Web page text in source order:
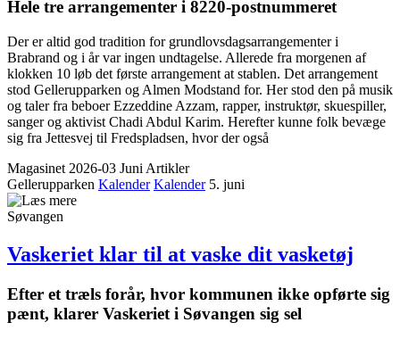
Hele tre arrangementer i 8220-postnummeret
Der er altid god tradition for grundlovsdagsarrangementer i
Brabrand og i år var ingen undtagelse. Allerede fra morgenen af
klokken 10 løb det første arrangement at stablen. Det arrangement
stod Gellerupparken og Almen Modstand for. Her stod den på musik
og taler fra beboer Ezzeddine Azzam, rapper, instruktør, skuespiller,
sanger og aktivist Chadi Abdul Karim. Herefter kunne folk bevæge
sig fra Jettesvej til Fredspladsen, hvor der også
Magasinet 2026-03 Juni Artikler
Gellerupparken Kalender Kalender5. juni
Søvangen
Vaskeriet klar til at vaske dit vasketøj
Efter et træls forår, hvor kommunen ikke opførte sig
pænt, klarer Vaskeriet i Søvangen sig sel